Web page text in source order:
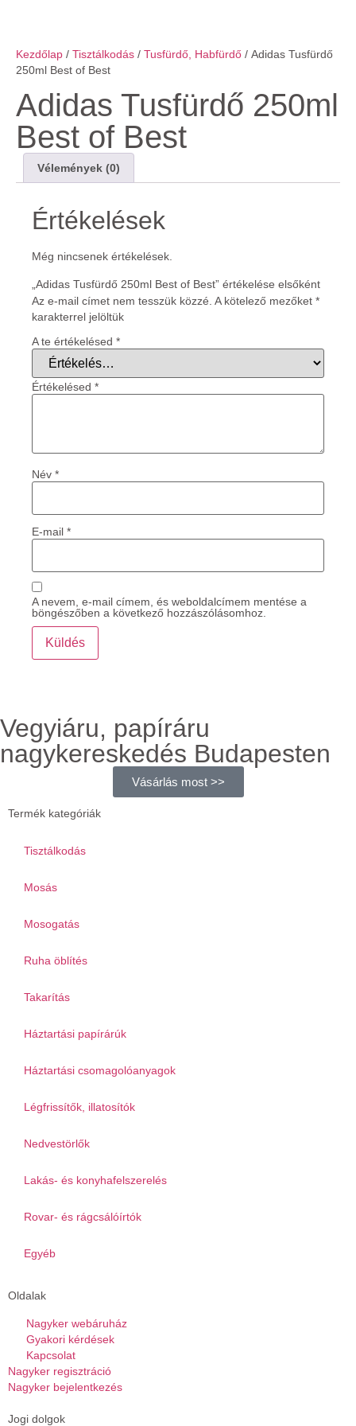
Kezdőlap / Tisztálkodás / Tusfürdő, Habfürdő / Adidas Tusfürdő
250ml Best of Best
Adidas Tusfürdő 250ml
Best of Best
Vélemények (0)
Értékelések
Még nincsenek értékelések.
„Adidas Tusfürdő 250ml Best of Best” értékelése elsőként
Az e-mail címet nem tesszük közzé. A kötelező mezőket *
karakterrel jelöltük
A te értékelésed *
Értékelésed *
Név *
E-mail *
A nevem, e-mail címem, és weboldalcímem mentése a
böngészőben a következő hozzászólásomhoz.
Vegyiáru, papíráru
nagykereskedés Budapesten
Vásárlás most >>
Termék kategóriák
Tisztálkodás
Mosás
Mosogatás
Ruha öblítés
Takarítás
Háztartási papírárúk
Háztartási csomagolóanyagok
Légfrissítők, illatosítók
Nedvestörlők
Lakás- és konyhafelszerelés
Rovar- és rágcsálóírtók
Egyéb
Oldalak
Nagyker webáruház
Gyakori kérdések
Kapcsolat
Nagyker regisztráció
Nagyker bejelentkezés
Jogi dolgok